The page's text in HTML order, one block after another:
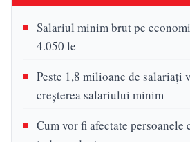
Salariul minim brut pe
4.050 le
Peste 1,8 milioane de salariați
creșterea salariului minim
Cum vor fi afectate